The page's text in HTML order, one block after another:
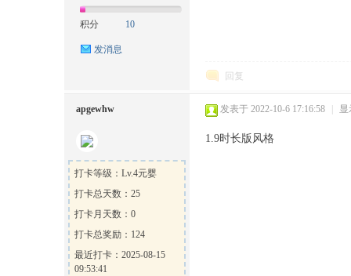
积分 10
发消息
回复
apgewhw
打卡等级：Lv.4元婴
打卡总天数：25
打卡月天数：0
打卡总奖励：124
最近打卡：2025-08-15
09:53:41
发表于 2022-10-6 17:16:58 显
1.9时长版风格